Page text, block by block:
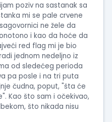
poziv na sastanak sa
mi se pale crvene
ne žele da
i kao da hoće da
red flag mi je bio
jednom nedeljno iz
od sledećeg perioda
pa posle i na tri puta
čudna, poput, "šta će
Kao što sam i očekivao,
što nikada nisu